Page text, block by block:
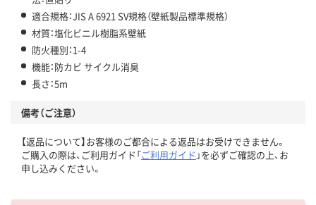
適合規格：JIS A 6921 SV規格（壁紙製品標準規格）
材質：塩化ビニル樹脂系壁紙
防火種別：1-4
機能：防カビ サイクル消臭
長さ：5m
備考（ご注意）
【返品について】お客様のご都合による返品はお受けできません。
ご購入の際は、ご利用ガイド「ご利用ガイド 」を必ずご確認の上、お
申し込みください。